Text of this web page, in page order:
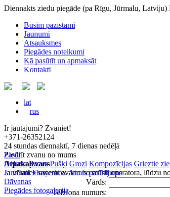
Diennakts ziedu piegāde (pa Rīgu, Jūrmalu, Latviju)
Būsim pazīstami
Jaunumi
Atsauksmes
Piegādes noteikumi
Kā pasūtīt un apmaksāt
Kontakti
lat
rus
Ir jautājumi? Zvaniet!
+371-26352124
24 stundas diennaktī, 7 dienas nedēļā
Pasūtīt zvanu no mums
Atpakaļzvans
Ja vēlaties saņemt zvanu no mūsu operatora, lūdzu
Vārds:
Telefona numurs:
Ziedi
Deluxe Rozes Pušķi Grozi Kompozīcijas Grieztie
Jaunumi Flowerbox Ātrais pasūtījums
Dāvanas
Piegādes fotogalerija